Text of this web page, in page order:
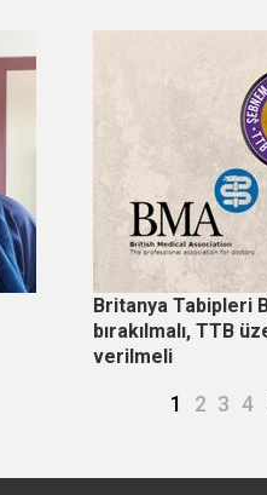
Britanya Tabipleri
bırakılmalı, TTB
verilmeli
Şu an
1 Page
2 Page
3 4